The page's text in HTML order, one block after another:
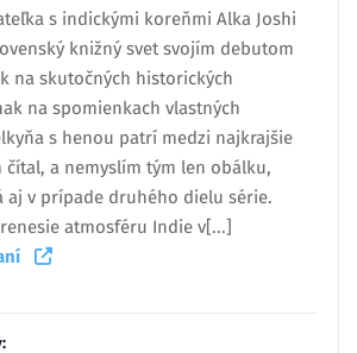
s indickými koreňmi Alka Joshi
knižný svet svojím debutom
na skutočných historických
na spomienkach vlastných
s henou patrí medzi najkrajšie
čítal, a nemyslím tým len obálku,
aj v prípade druhého dielu série.
atmosféru Indie v[...]